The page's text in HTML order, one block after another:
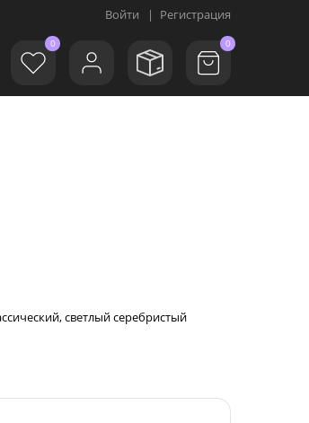
Войти | Регистрация
0 0
светлый серебристый